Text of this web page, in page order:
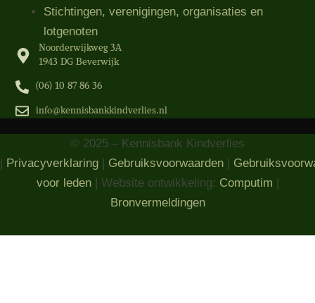
Stichtingen, verenigingen, organisaties​ en
lotgenoten
Noorderwijkweg 3A
1943 DG Beverwijk
(06) 10 87 86 36‬
info@kennisbankkindverlies.nl
© 2025 – Kennisbank Kindverlies
Privacyverklaring Gebruiksvoorwaarden
voor leden| Website ontwikkeling: Computim
Bronvermeldingen